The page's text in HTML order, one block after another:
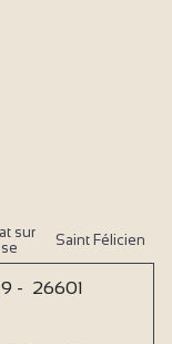
sur
Saint Félicien
- 26601